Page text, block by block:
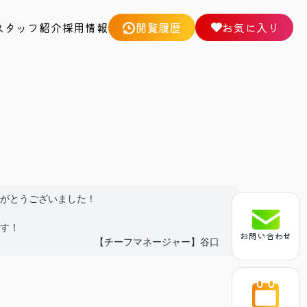
タッフ紹介採用情報 閲覧履歴 お気に入り
お問い合わせ
とうございました！
！
【チーフマネージャー】谷口